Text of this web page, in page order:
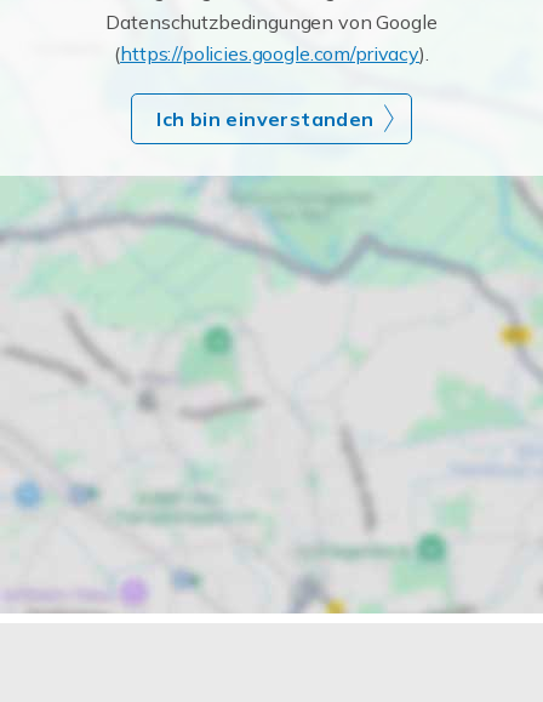
Datenschutzbedingungen von Google
(https://policies.google.com/privacy).
Ich bin einverstanden